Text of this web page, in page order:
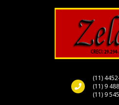
(11)
(11) 9
(11) 9